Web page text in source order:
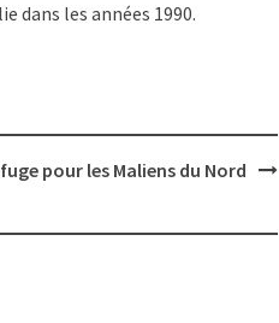
dans les années 1990.
pour les Maliens du Nord